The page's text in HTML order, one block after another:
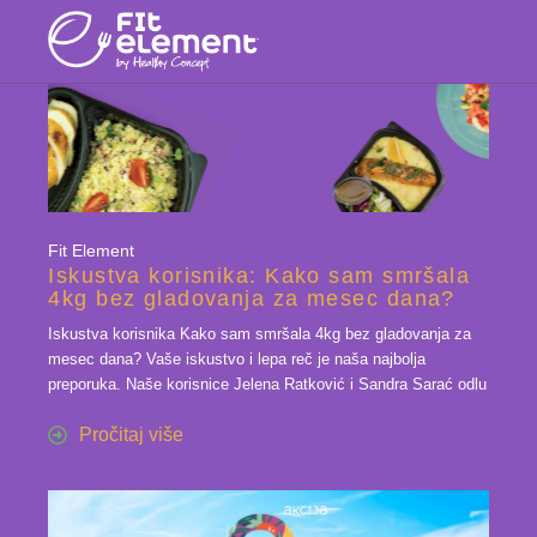
Fit Element
Iskustva korisnika: Kako sam smršala
4kg bez gladovanja za mesec dana?
Iskustva korisnika Kako sam smršala 4kg bez gladovanja za
mesec dana? Vaše iskustvo i lepa reč je naša najbolja
preporuka. Naše korisnice Jelena Ratković i Sandra Sarać odlu
Pročitaj više